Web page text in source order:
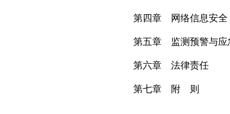
第四章 网络信息安全
第五章 监测预警与应
第六章 法律责任
第七章 附 则